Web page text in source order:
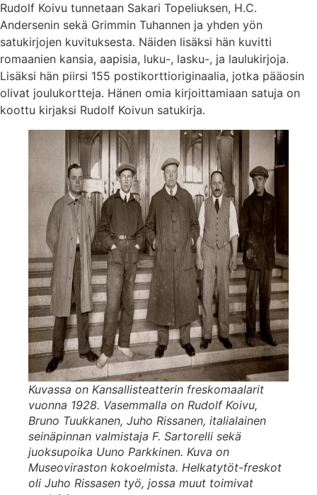
Rudolf Koivu tunnetaan Sakari Topeliuksen, H.C.
Andersenin sekä Grimmin Tuhannen ja yhden yön
satukirjojen kuvituksesta. Näiden lisäksi hän kuvitti
romaanien kansia, aapisia, luku-, lasku-, ja laulukirjoja.
Lisäksi hän piirsi 155 postikorttioriginaalia, jotka pääosin
olivat joulukortteja. Hänen omia kirjoittamiaan satuja on
koottu kirjaksi Rudolf Koivun satukirja.
Kuvassa on Kansallisteatterin freskomaalarit
vuonna 1928. Vasemmalla on Rudolf Koivu,
Bruno Tuukkanen, Juho Rissanen, italialainen
seinäpinnan valmistaja F. Sartorelli sekä
juoksupoika Uuno Parkkinen. Kuva on
Museoviraston kokoelmista. Helkatytöt-freskot
oli Juho Rissasen työ, jossa muut toimivat